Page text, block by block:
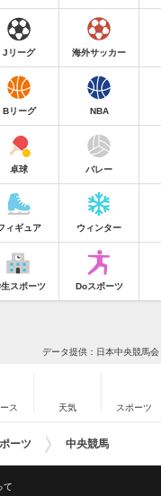
Jリーグ 海外サッカー
Bリーグ NBA
卓球 バレー
ィギュア ウィンター
スポーツ Doスポーツ
データ提供：日本中央競馬会
ス 天気 スポーツ
ーツ 中央競馬
て